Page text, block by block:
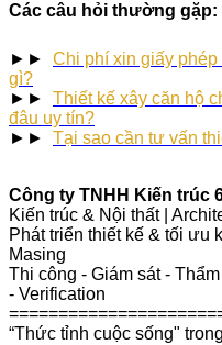
Các câu hỏi thường gặp:
►►
Chi phí xin giấy
gì?
►►
Thiết kế xây căn hộ
đâu uy tín?
►►
Tại sao cần tư vấn
Công ty TNHH Kiến trúc
Kiến trúc & Nội thất |
Phát triển thiết kế & tối ưu
Masing
Thi công - Giám sát -
- Verification
“Thức tỉnh cuộc sống"